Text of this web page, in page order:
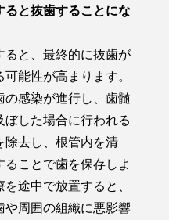
ると抜歯することにな
ると、最終的に抜歯が
能性が高まります。
の感染が進行し、歯髄
ぼした場合に行われる
除去し、根管内を清
ことで歯を保存しよ
途中で放置すると、
や周囲の組織に悪影響